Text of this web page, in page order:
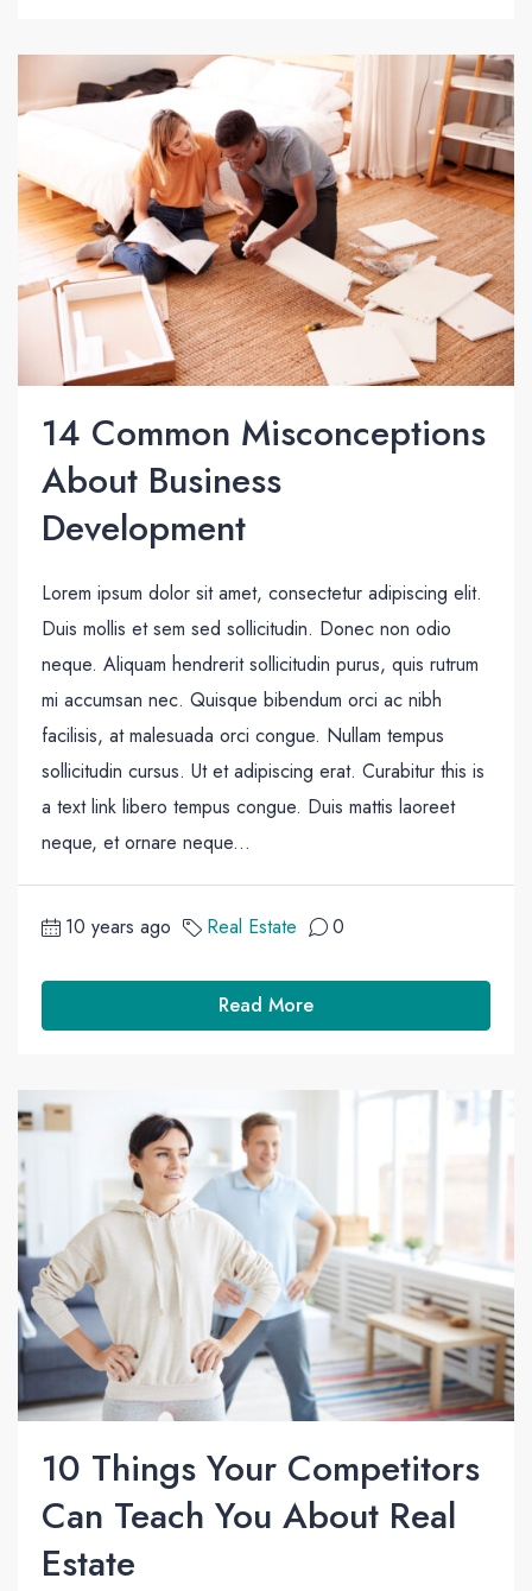
14 Common Misconceptions
About Business
Development
Lorem ipsum dolor sit amet, consectetur adipiscing elit.
Duis mollis et sem sed sollicitudin. Donec non odio
neque. Aliquam hendrerit sollicitudin purus, quis rutrum
mi accumsan nec. Quisque bibendum orci ac nibh
facilisis, at malesuada orci congue. Nullam tempus
sollicitudin cursus. Ut et adipiscing erat. Curabitur this is
a text link libero tempus congue. Duis mattis laoreet
neque, et ornare neque...
10 years ago Real Estate 0
Read More
10 Things Your Competitors
Can Teach You About Real
Estate